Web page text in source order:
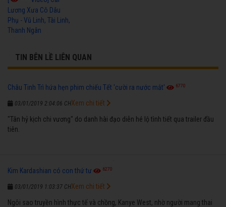
Lương Xưa Cô Dâu
Phụ - Vũ Linh, Tài Linh,
Thanh Ngân
TIN BÊN LỀ LIÊN QUAN
Châu Tinh Trì hứa hẹn phim chiếu Tết 'cười ra nước mắt' 6770
03/01/2019 2:04:06 CH
"Tân hỷ kịch chi vương" do danh hài đạo diễn hé lộ tình tiết qua trailer đầu
tiên.
Xem chi tiết
Kim Kardashian có con thứ tư 6270
03/01/2019 1:03:37 CH
Ngôi sao truyền hình thực tế và chồng, Kanye West, nhờ người mang thai
Xem chi tiết